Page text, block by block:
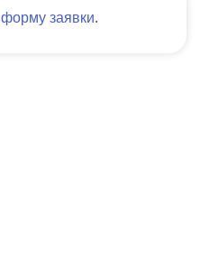
форму заявки.